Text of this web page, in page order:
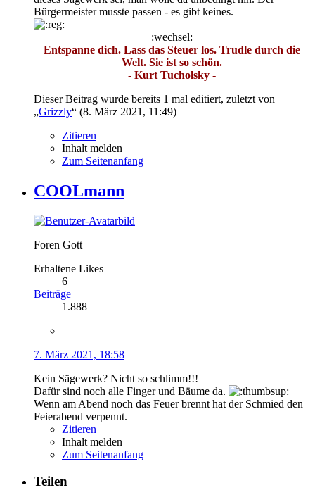
Bürgermeister musste passen - es gibt keines.
:wechsel:
Entspanne dich. Lass das Steuer los. Trudle durch die
Welt. Sie ist so schön.
- Kurt Tucholsky -
Dieser Beitrag wurde bereits 1 mal editiert, zuletzt von
„Grizzly“ (8. März 2021, 11:49)
Zitieren
Inhalt melden
Zum Seitenanfang
COOLmann
Foren Gott
Erhaltene Likes
6
Beiträge
1.888
7. März 2021, 18:58
Kein Sägewerk? Nicht so schlimm!!!
Dafür sind noch alle Finger und Bäume da.
Wenn am Abend noch das Feuer brennt hat der Schmied den
Feierabend verpennt.
Zitieren
Inhalt melden
Zum Seitenanfang
Teilen